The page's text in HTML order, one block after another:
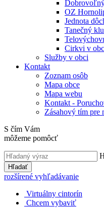
OZ
Jednota
Tanečný
Cirkvi v
Služby v obci
Kontakt
Zoznam osôb
Mapa obce
Mapa webu
Kontakt -
Zásahový tím pre
S čím Vám
môžeme pomôcť
Hľadať
rozšírené vyhľadávanie
Virtuálny cintorín
Chcem vybaviť